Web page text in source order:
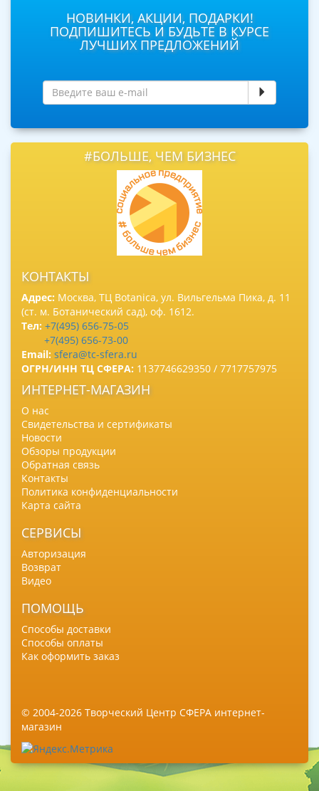
НОВИНКИ, АКЦИИ, ПОДАРКИ!
ПОДПИШИТЕСЬ И БУДЬТЕ В КУРСЕ
ЛУЧШИХ ПРЕДЛОЖЕНИЙ
#БОЛЬШЕ, ЧЕМ БИЗНЕС
КОНТАКТЫ
Адрес: Москва, ТЦ Botanica, ул. Вильгельма Пика, д. 11
(ст. м. Ботанический сад), оф. 1612.
Тел: +7(495) 656-75-05
+7(495) 656-73-00
Email: sfera@tc-sfera.ru
ОГРН/ИНН ТЦ СФЕРА: 1137746629350 / 7717757975
ИНТЕРНЕТ-МАГАЗИН
О нас
Свидетельства и сертификаты
Новости
Обзоры продукции
Обратная связь
Контакты
Политика конфиденциальности
Карта сайта
СЕРВИСЫ
Авторизация
Возврат
Видео
ПОМОЩЬ
Способы доставки
Способы оплаты
Как оформить заказ
© 2004-2026 Творческий Центр СФЕРА интернет-
магазин